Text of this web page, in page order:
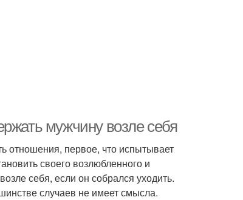
мужчину возле себя
отношения, первое, что испытывает
своего возлюбленного и
себя, если он собрался уходить.
случаев не имеет смысла.